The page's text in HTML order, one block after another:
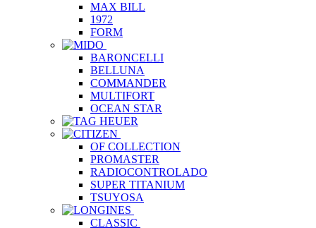
MAX BILL
1972
FORM
BARONCELLI
BELLUNA
COMMANDER
MULTIFORT
OCEAN STAR
OF COLLECTION
PROMASTER
RADIOCONTROLADO
SUPER TITANIUM
TSUYOSA
CLASSIC